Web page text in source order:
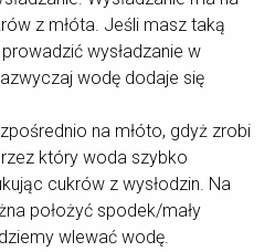
z młóta. Jeśli masz taką
wysładzanie w
wodę dodaje się
na młóto, gdyż zrobi
który woda szybko
cukrów z wysłodzin. Na
położyć spodek/mały
wlewać wodę.